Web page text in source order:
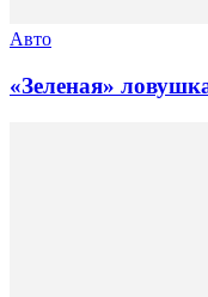
Авто
«Зеленая»